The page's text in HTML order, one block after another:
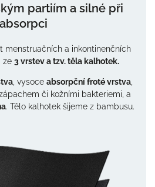
partiím a silné při
absorpci
menstruačních a inkontinenčních
ze 3 vrstev a tzv. těla kalhotek.
, vysoce absorpční froté vrstva,
či kožními bakteriemi, a
. Tělo kalhotek šijeme z bambusu.